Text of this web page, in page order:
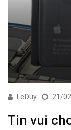
LeDuy 21/
Tin vui